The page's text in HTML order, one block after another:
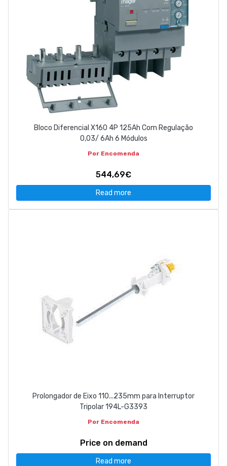
Bloco Diferencial X160 4P 125Ah Com Regulação
0,03/ 6Ah 6 Módulos
Por Encomenda
544,69€
Read more
Prolongador de Eixo 110...235mm para Interruptor
Tripolar 194L-G3393
Por Encomenda
Price on demand
Read more